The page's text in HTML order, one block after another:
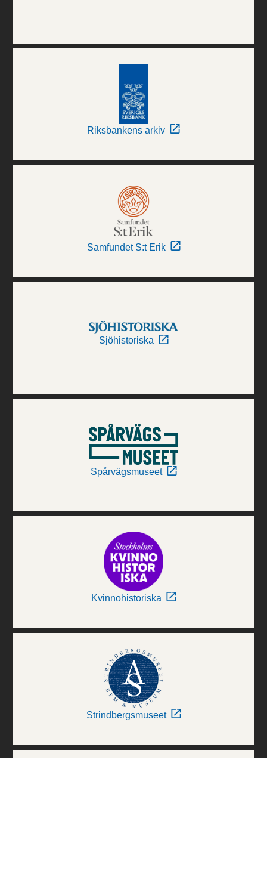
Riksbankens arkiv
Samfundet S:t Erik
Sjöhistoriska
Spårvägsmuseet
Kvinnohistoriska
Strindbergsmuseet